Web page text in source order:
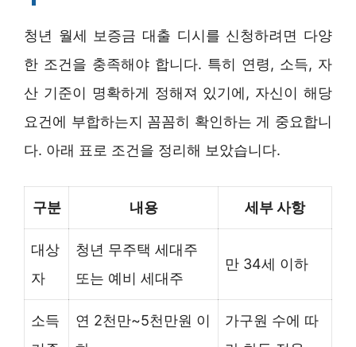
청년 월세 보증금 대출 디시를 신청하려면 다양
한 조건을 충족해야 합니다. 특히 연령, 소득, 자
산 기준이 명확하게 정해져 있기에, 자신이 해당
요건에 부합하는지 꼼꼼히 확인하는 게 중요합니
다. 아래 표로 조건을 정리해 보았습니다.
구분 내용 세부 사항
대상
자
청년 무주택 세대주
또는 예비 세대주
만 34세 이하
소득
연 2천만~5천만원 이
가구원 수에 따